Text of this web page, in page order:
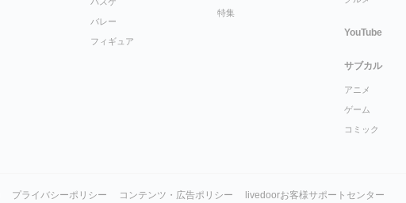
バレー
フィギュア
特集
YouTube
サブカル
アニメ
ゲーム
コミック
プライバシーポリシー コンテンツ・広告ポリシー livedoorお客様サポートセンター